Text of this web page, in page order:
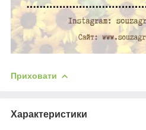
Приховати
Характеристики